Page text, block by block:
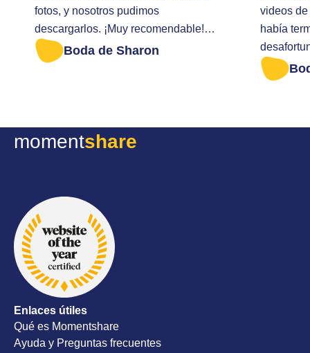
fotos, y nosotros pudimos
descargarlos. ¡Muy recomendable!
Llegué tarde para descargar todas
las fotos. Me ayudaron de forma muy
Boda de Sharon
videos
había
portátil. Entonces envié un mensaje
momentshare
Enlaces útiles
Qué es Momentshare
Ayuda y Preguntas frecuentes